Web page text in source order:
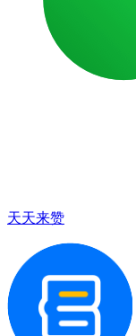
天天来赞